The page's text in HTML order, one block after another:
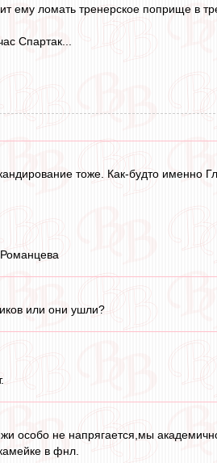
ему ломать тренерское поприще в
Спартак...
тоже. Как-будто именно
или они ушли?
особо не напрягается,мы
в фнл.